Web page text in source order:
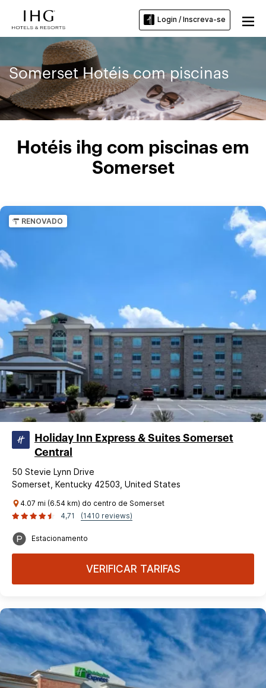
Login / Inscreva-se
Somerset Hotéis com piscinas
Hotéis ihg com piscinas em
Somerset
RENOVADO
Holiday Inn Express & Suites Somerset
Central
50 Stevie Lynn Drive
Somerset, Kentucky 42503, United States
4.07 mi (6.54 km) do centro de Somerset
4,71
(1410 reviews)
Estacionamento
VERIFICAR TARIFAS